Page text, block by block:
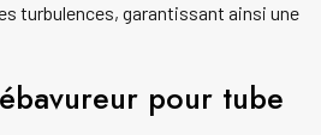
turbulences, garantissant ainsi une
pour tube